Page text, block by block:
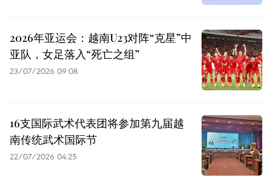
2026年亚运会：越南U23对阵“克星”中
亚队，女足落入“死亡之组”
23/07/2026 09:08
16支国际武术代表团将参加第九届越
南传统武术国际节
22/07/2026 04:25